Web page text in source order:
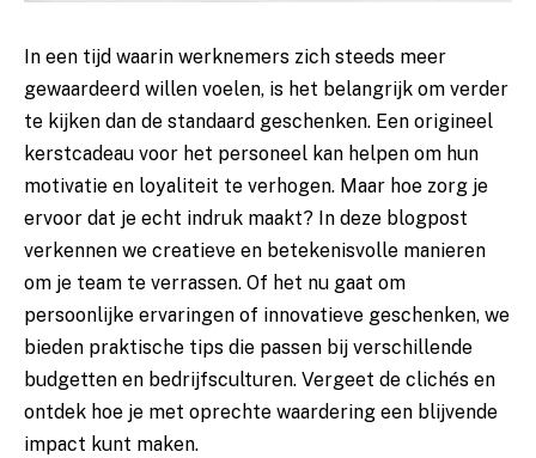
In een tijd waarin werknemers zich steeds meer
gewaardeerd willen voelen, is het belangrijk om verder
te kijken dan de standaard geschenken. Een origineel
kerstcadeau voor het personeel kan helpen om hun
motivatie en loyaliteit te verhogen. Maar hoe zorg je
ervoor dat je echt indruk maakt? In deze blogpost
verkennen we creatieve en betekenisvolle manieren
om je team te verrassen. Of het nu gaat om
persoonlijke ervaringen of innovatieve geschenken, we
bieden praktische tips die passen bij verschillende
budgetten en bedrijfsculturen. Vergeet de clichés en
ontdek hoe je met oprechte waardering een blijvende
impact kunt maken.